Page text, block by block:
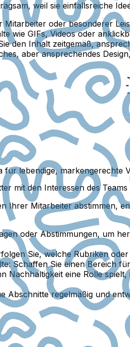
weil sie einfallsreiche
oder besonderer
wie GIFs, Videos oder
den Inhalt zeitgemäß,
aber ansprechendes
für lebendige,
mit den Interessen des
Ihrer Mitarbeiter abstimmen,
oder Abstimmungen, um
Sie, welche Rubriken
Schaffen Sie einen Bereich
Nachhaltigkeit eine Rolle
Abschnitte regelmäßig und